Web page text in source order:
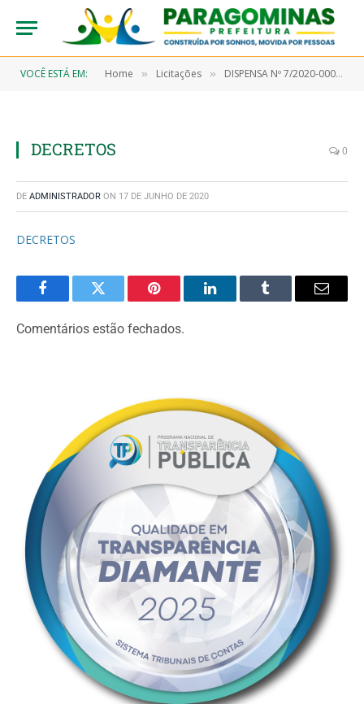
VOCÊ ESTÁ EM: Home » Licitações » DISPENSA Nº 7/2020-00043 (Aquisição de material farmacológico)
DECRETOS 0
DE ADMINISTRADOR ON 17 DE JUNHO DE 2020
DECRETOS
FacebookTwitter Pinterest LinkedInTumblr Email
Comentários estão fechados.